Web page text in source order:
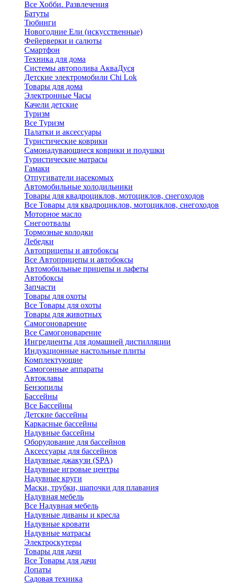
Все Хобби. Развлечения
Батуты
Тюбинги
Новогодние Ели (искусственные)
Фейерверки и салюты
Смартфон
Техника для дома
Системы автополива АкваДуся
Детские электромобили Chi Lok
Товары для дома
Электронные Часы
Качели детские
Туризм
Все Туризм
Палатки и аксессуары
Туристические коврики
Самонадувающиеся коврики и подушки
Туристические матрасы
Гамаки
Отпугиватели насекомых
Автомобильные холодильники
Товары для квадроциклов, мотоциклов, снегоходов
Все Товары для квадроциклов, мотоциклов, снегоходов
Моторное масло
Снегоотвалы
Тормозные колодки
Лебедки
Автоприцепы и автобоксы
Все Автоприцепы и автобоксы
Автомобильные прицепы и лафеты
Автобоксы
Запчасти
Товары для охоты
Все Товары для охоты
Товары для животных
Самогоноварение
Все Самогоноварение
Ингредиенты для домашней дистилляции
Индукционные настольные плиты
Комплектующие
Самогонные аппараты
Автоклавы
Бензопилы
Бассейны
Все Бассейны
Детские бассейны
Каркасные бассейны
Надувные бассейны
Оборудование для бассейнов
Аксессуары для бассейнов
Надувные джакузи (SPA)
Надувные игровые центры
Надувные круги
Маски, трубки, шапочки для плавания
Надувная мебель
Все Надувная мебель
Надувные диваны и кресла
Надувные кровати
Надувные матрасы
Электроскутеры
Товары для дачи
Все Товары для дачи
Лопаты
Садовая техника